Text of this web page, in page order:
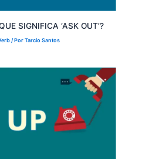
SIGNIFICA ‘ASK OUT’?
/ PorTarcio Santos